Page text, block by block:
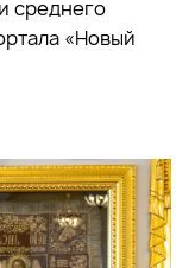
среднего
«Новый